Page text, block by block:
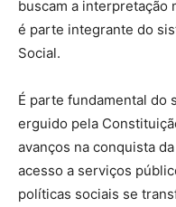
buscam a interpretação
é parte integrante do
Social.
É parte fundamental do
erguido pela
avanços na conquista
acesso a serviços
políticas sociais se